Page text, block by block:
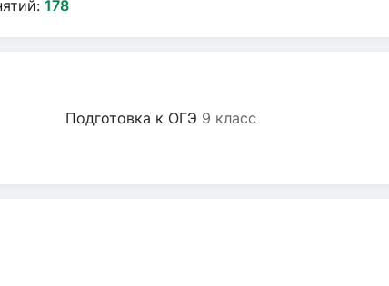
178
Подготовка к ОГЭ 9 класс